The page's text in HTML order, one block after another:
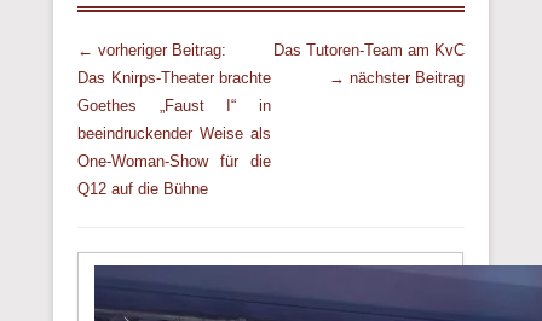
Beitrags Übersicht
← vorheriger Beitrag:
Das Knirps-Theater brachte
Goethes „Faust I“ in
beeindruckender Weise als
One-Woman-Show für die
Q12 auf die Bühne
Das Tutoren-Team am KvC
→ nächster Beitrag